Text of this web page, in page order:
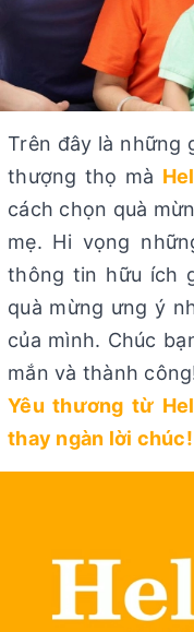
Trên đây là những
thượng thọ mà
cách chọn quà
mẹ. Hi vọng
thông tin hữu ích
quà mừng ưng ý
của mình. Chúc
mắn và thành
Yêu thương từ
thay ngàn lời chúc!